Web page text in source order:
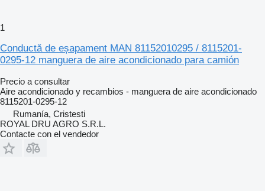
1
Conductă de eșapament MAN 81152010295 / 8115201-
0295-12 manguera de aire acondicionado para camión
Precio a consultar
Aire acondicionado y recambios - manguera de aire acondicionado
8115201-0295-12
Rumanía, Cristesti
ROYAL DRU AGRO S.R.L.
Contacte con el vendedor